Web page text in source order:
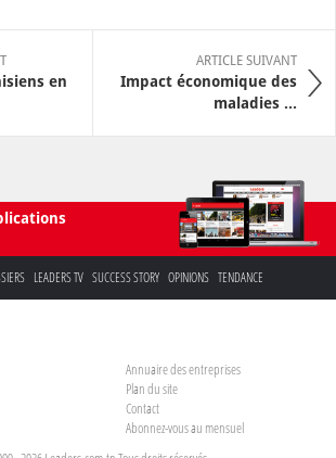
en
ARTICLE SUIVANT
Impact économique des
maladies ...
LEADERS TV SUCCESS STORY OPINIONS TENDANCE
Annuaire des entreprises
Plan du site
Contact
Abonnez-vous au mensuel